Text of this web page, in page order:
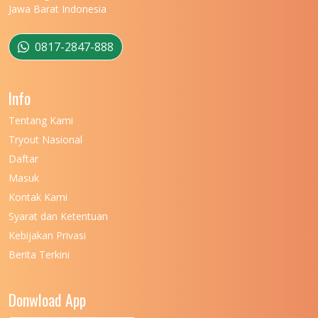
UNIVERSITAS MULAWARMAN
UNIVERSITAS MUSAMUS
UNIVERSITAS NEGERI KHAIRUN
UNIVERSITAS NEGERI MEDAN
UNIVERSITAS NEGERI PADANG
UNIVERSITAS NUSA CENDANA
Jawa Barat Indonesia
0817-2847-888
Info
Tentang Kami
Tryout Nasional
Daftar
Masuk
Kontak Kami
Syarat dan Ketentuan
Kebijakan Privasi
Berita Terkini
Donwload App